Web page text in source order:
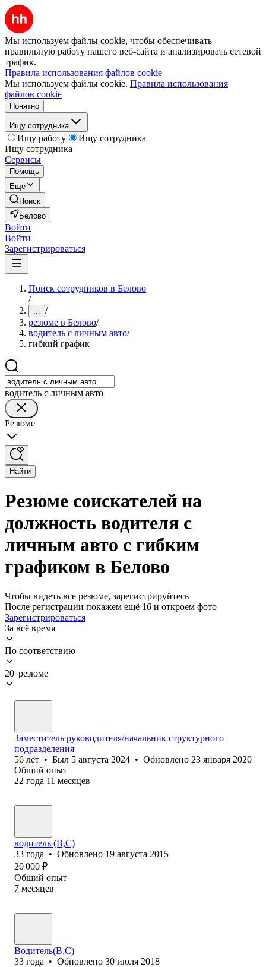
Мы используем файлы cookie, чтобы обеспечивать
правильную работу нашего веб-сайта и анализировать сетевой
трафик.
Правила использования файлов cookie
Мы используем файлы cookie. Правила использования
файлов cookie
Понятно
Ищу сотрудника
Ищу работу
Ищу сотрудника
Ищу сотрудника
Сервисы
Помощь
Ещё
Поиск
Белово
Войти
Войти
Зарегистрироваться
Поиск сотрудников в Белово
/
... /
резюме в Белово/
водитель с личным авто/
гибкий график
водитель с личным авто
Резюме
Найти
Резюме соискателей на
должность водителя с
личным авто с гибким
графиком в Белово
Чтобы видеть все резюме, зарегистрируйтесь
После регистрации покажем ещё 16 и откроем фото
Зарегистрироваться
За всё время
По соответствию
20 резюме
Заместитель руководителя/начальник структурного
подразделения
56 лет • Был 5 августа 2024 • Обновлено 23 января 2020
Общий опыт
22 года 11 месяцев
водитель (В,С)
33 года • Обновлено 19 августа 2015
20 000 ₽
Общий опыт
7 месяцев
Водитель(В,С)
33 года • Обновлено 30 июля 2018